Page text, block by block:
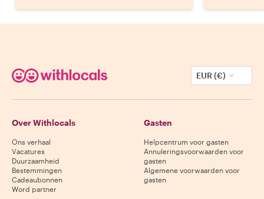
EUR (€)
Over Withlocals
Ons verhaal
Vacatures
Duurzaamheid
Bestemmingen
Cadeaubonnen
Word partner
Gasten
Helpcentrum voor gasten
Annuleringsvoorwaarden voor
gasten
Algemene voorwaarden voor
gasten